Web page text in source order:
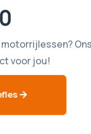
Ons
voor jou!